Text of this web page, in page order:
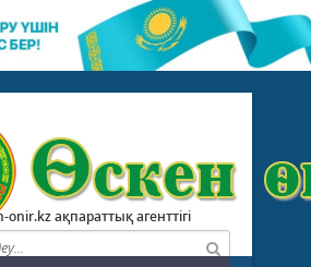
onir.kz ақпараттық агенттігі